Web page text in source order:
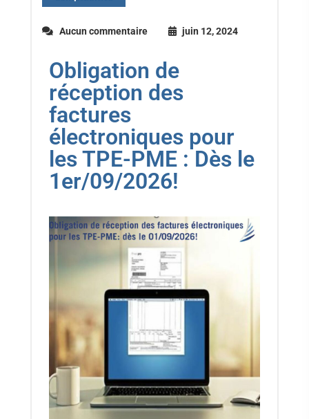
Aucun commentaire juin 12, 2024
Obligation de
réception des
factures
électroniques pour
les TPE-PME : Dès le
1er/09/2026!